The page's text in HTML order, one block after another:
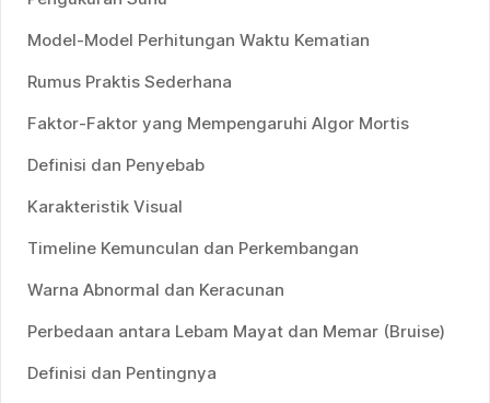
Model-Model Perhitungan Waktu Kematian
Rumus Praktis Sederhana
Faktor-Faktor yang Mempengaruhi Algor Mortis
Definisi dan Penyebab
Karakteristik Visual
Timeline Kemunculan dan Perkembangan
Warna Abnormal dan Keracunan
Perbedaan antara Lebam Mayat dan Memar (Bruise)
Definisi dan Pentingnya